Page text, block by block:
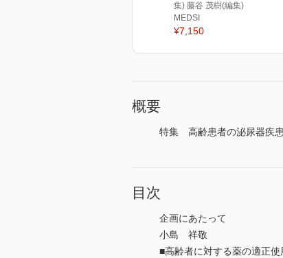
集) 藤谷 茂樹(編集)
MEDSI
¥7,150
概要
特集 高齢患者の泌尿器疾
目次
企画にあたって
小島 祥敬
■高齢者に対する薬の適正使